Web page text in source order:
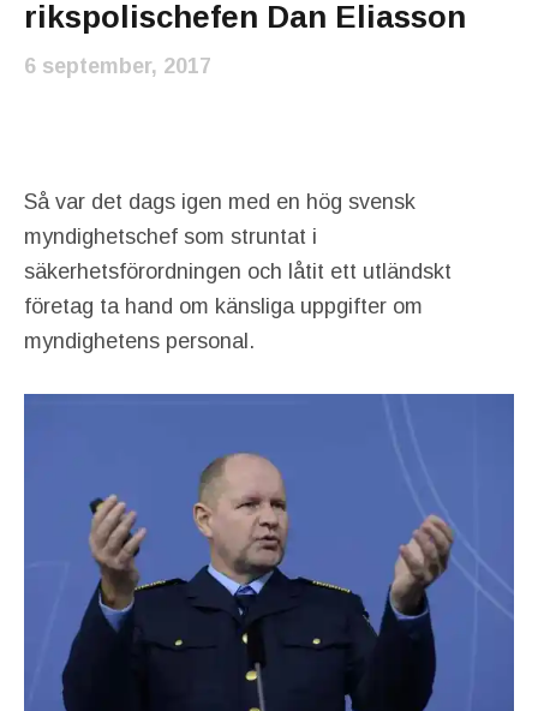
rikspolischefen Dan Eliasson
6 september, 2017
Så var det dags igen med en hög svensk
myndighetschef som struntat i
säkerhetsförordningen och låtit ett utländskt
företag ta hand om känsliga uppgifter om
myndighetens personal.